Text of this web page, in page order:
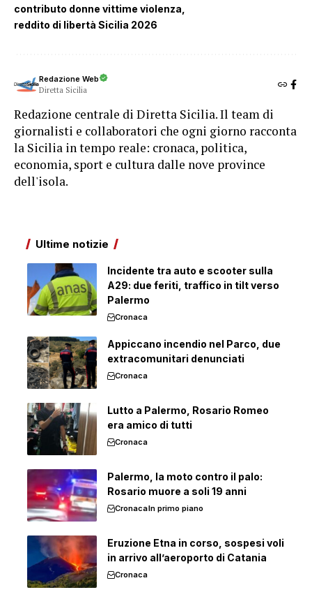
contributo donne vittime violenza
reddito di libertà Sicilia 2026
Redazione Web
Diretta Sicilia
Redazione centrale di Diretta Sicilia. Il team di
giornalisti e collaboratori che ogni giorno racconta
la Sicilia in tempo reale: cronaca, politica,
economia, sport e cultura dalle nove province
dell'isola.
Ultime notizie
Incidente tra auto e scooter sulla
A29: due feriti, traffico in tilt verso
Palermo
Cronaca
Appiccano incendio nel Parco, due
extracomunitari denunciati
Cronaca
Lutto a Palermo, Rosario Romeo
era amico di tutti
Cronaca
Palermo, la moto contro il palo:
Rosario muore a soli 19 anni
CronacaIn primo piano
Eruzione Etna in corso, sospesi voli
in arrivo all’aeroporto di Catania
Cronaca